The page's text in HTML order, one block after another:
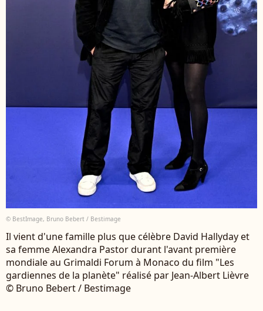
© BestImage, Bruno Bebert / Bestimage
Il vient d'une famille plus que célèbre David Hallyday et
sa femme Alexandra Pastor durant l'avant première
mondiale au Grimaldi Forum à Monaco du film "Les
gardiennes de la planète" réalisé par Jean-Albert Lièvre
© Bruno Bebert / Bestimage